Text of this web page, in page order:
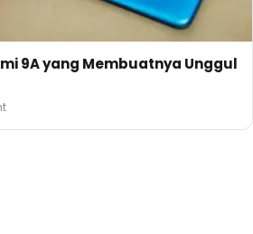
9A yang Membuatnya Unggul